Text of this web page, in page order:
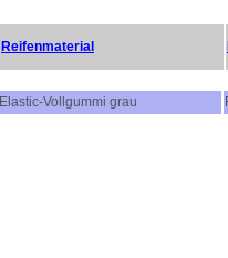
Reifenmaterial
Elastic-Vollgummi grau